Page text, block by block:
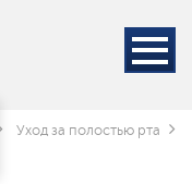
Уход за полостью рта